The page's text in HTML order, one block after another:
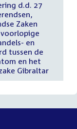
d.d. 27
Zaken
en
tussen de
en het
Gibraltar